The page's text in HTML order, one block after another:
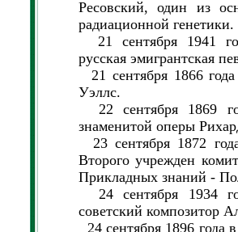
Ресовский, один из
радиационной генетики.
21 сентября 1941
русская эмигрантская
21 сентября 1866
Уэллс.
22 сентября 1869
знаменитой оперы
23 сентября 1872
Второго учрежден
Прикладных знаний -
24 сентября 1934
советский композитор
24 сентября 1896 года